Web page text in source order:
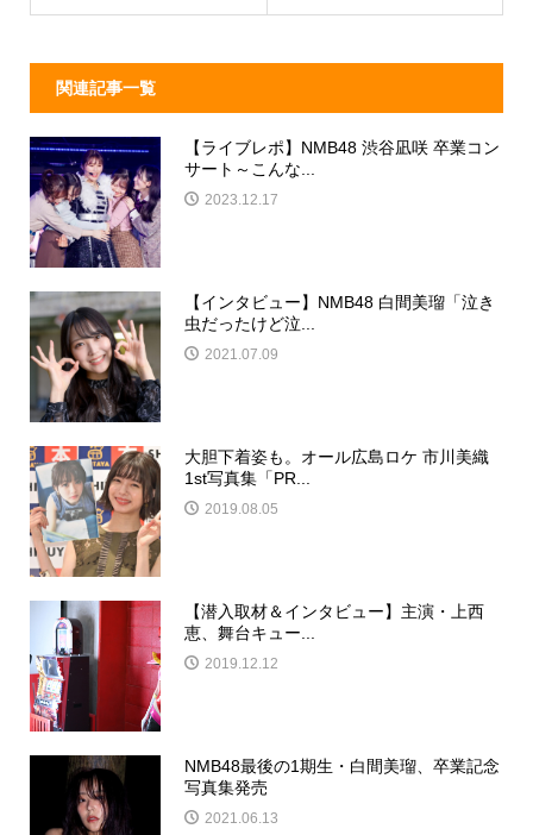
関連記事一覧
【ライブレポ】NMB48 渋谷凪咲 卒業コン
サート～こんな...
2023.12.17
【インタビュー】NMB48 白間美瑠「泣き
虫だったけど泣...
2021.07.09
大胆下着姿も。オール広島ロケ 市川美織
1st写真集「PR...
2019.08.05
【潜入取材＆インタビュー】主演・上西
恵、舞台キュー...
2019.12.12
NMB48最後の1期生・白間美瑠、卒業記念
写真集発売
2021.06.13